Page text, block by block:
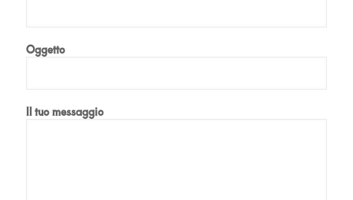
Oggetto
Il tuo messaggio